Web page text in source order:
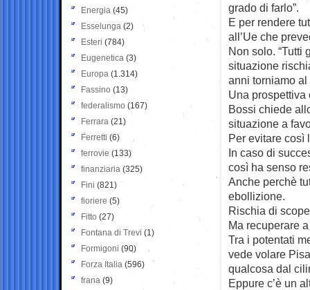
grado di farlo”.
E per rendere
all’Ue che
Non solo. “Tutti
situazione
anni torniamo al
Una prospettiva
Bossi chiede
situazione a
Per evitare così
In caso di
così ha senso
Anche perchè
ebollizione.
Rischia di
Ma recuperare
Tra i potentati
vede volare
qualcosa dal
Eppure c’è un
Energia (45)
Esselunga (2)
Esteri (784)
Eugenetica (3)
Europa (1.314)
Fassino (13)
federalismo (167)
Ferrara (21)
Ferretti (6)
ferrovie (133)
finanziaria (325)
Fini (821)
fioriere (5)
Fitto (27)
Fontana di Trevi (1)
Formigoni (90)
Forza Italia (596)
frana (9)